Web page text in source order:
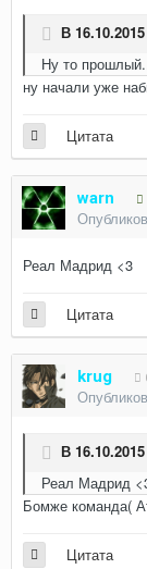
В
Ну то
ну начали уже
Цитата
warn
Реал Мадрид <3
Цитата
krug
В
Реал Мадрид
Бомже команда(
Цитата